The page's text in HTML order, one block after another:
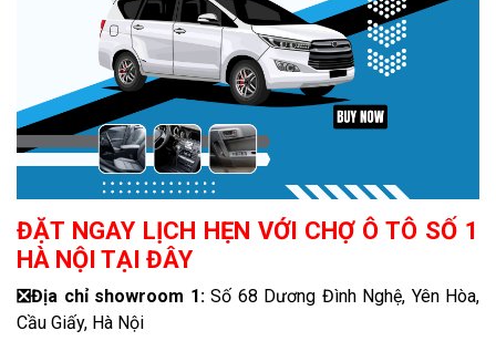
ĐẶT NGAY LỊCH HẸN VỚI CHỢ Ô TÔ SỐ 1
HÀ NỘI TẠI ĐÂY
❎Địa chỉ showroom 1:Số 68 Dương Đình Nghệ, Yên Hòa,
Cầu Giấy, Hà Nội